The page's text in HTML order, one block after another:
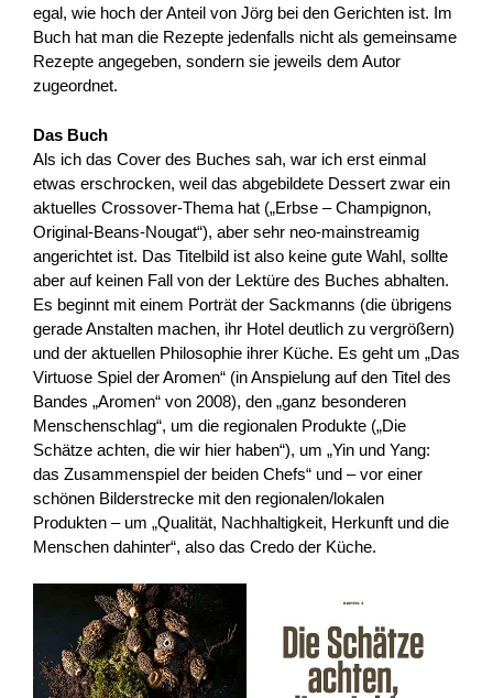
egal, wie hoch der Anteil von Jörg bei den Gerichten ist. Im
Buch hat man die Rezepte jedenfalls nicht als gemeinsame
Rezepte angegeben, sondern sie jeweils dem Autor
zugeordnet.
Das Buch
Als ich das Cover des Buches sah, war ich erst einmal
etwas erschrocken, weil das abgebildete Dessert zwar ein
aktuelles Crossover-Thema hat („Erbse – Champignon,
Original-Beans-Nougat“), aber sehr neo-mainstreamig
angerichtet ist. Das Titelbild ist also keine gute Wahl, sollte
aber auf keinen Fall von der Lektüre des Buches abhalten.
Es beginnt mit einem Porträt der Sackmanns (die übrigens
gerade Anstalten machen, ihr Hotel deutlich zu vergrößern)
und der aktuellen Philosophie ihrer Küche. Es geht um „Das
Virtuose Spiel der Aromen“ (in Anspielung auf den Titel des
Bandes „Aromen“ von 2008), den „ganz besonderen
Menschenschlag“, um die regionalen Produkte („Die
Schätze achten, die wir hier haben“), um „Yin und Yang:
das Zusammenspiel der beiden Chefs“ und – vor einer
schönen Bilderstrecke mit den regionalen/lokalen
Produkten – um „Qualität, Nachhaltigkeit, Herkunft und die
Menschen dahinter“, also das Credo der Küche.